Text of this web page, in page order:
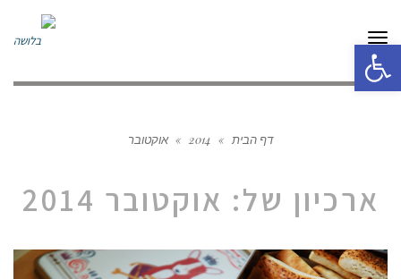
פתח סרגל נגישות
תפריט
דף הבית »
2014
» אוקטובר
ארכיון של: אוקטובר 2014